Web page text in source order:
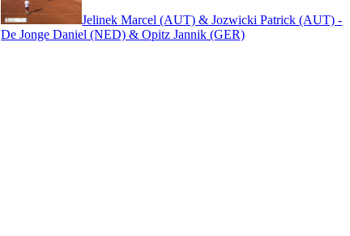
Jelinek Marcel (AUT) & Jozwicki Patrick (AUT) -
De Jonge Daniel (NED) & Opitz Jannik (GER)